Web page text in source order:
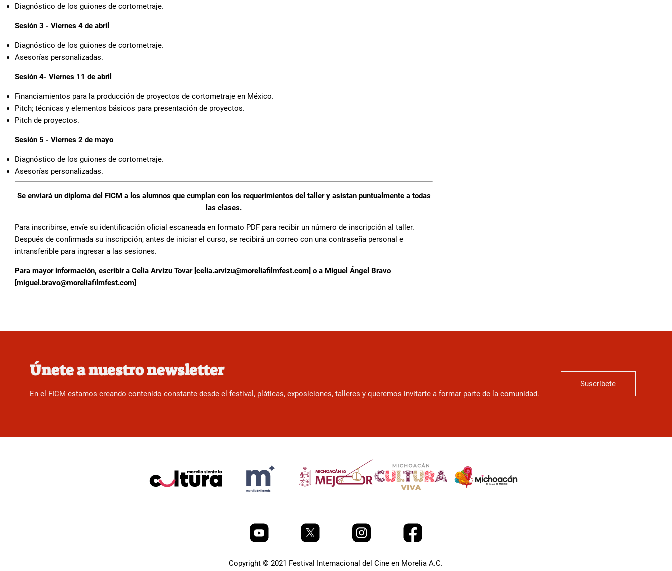
Diagnóstico de los guiones de cortometraje.
Sesión 3 - Viernes 4 de abril
Diagnóstico de los guiones de cortometraje.
Asesorías personalizadas.
Sesión 4- Viernes 11 de abril
Financiamientos para la producción de proyectos de cortometraje en México.
Pitch; técnicas y elementos básicos para presentación de proyectos.
Pitch de proyectos.
Sesión 5 - Viernes 2 de mayo
Diagnóstico de los guiones de cortometraje.
Asesorías personalizadas.
Se enviará un diploma del FICM a los alumnos que cumplan con los requerimientos del taller y asistan puntualmente a todas
las clases.
Para inscribirse, envíe su identificación oficial escaneada en formato PDF para recibir un número de inscripción al taller.
Después de confirmada su inscripción, antes de iniciar el curso, se recibirá un correo con una contraseña personal e
intransferible para ingresar a las sesiones.
Para mayor información, escribir a Celia Arvizu Tovar [celia.arvizu@moreliafilmfest.com] o a Miguel Ángel Bravo
[miguel.bravo@moreliafilmfest.com]
Únete a nuestro newsletter
En el FICM estamos creando contenido constante desde el festival, pláticas, exposiciones, talleres y queremos invitarte a formar parte de la comunidad.
Suscríbete
Copyright © 2021 Festival Internacional del Cine en Morelia A.C.